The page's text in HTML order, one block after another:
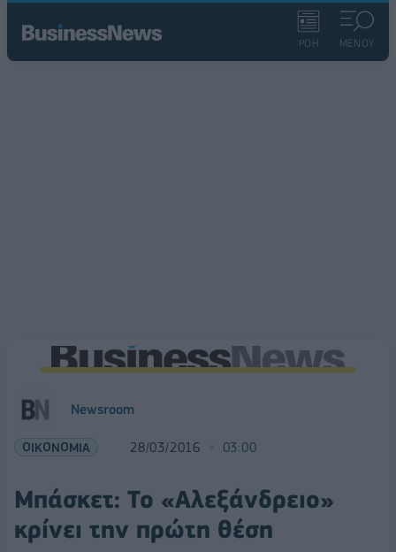
ΡΟΗ ΜΕΝΟΥ
Newsroom
ΟΙΚΟΝΟΜΙΑ 28/03/2016 03:00
Μπάσκετ: Το «Αλεξάνδρειο»
κρίνει την πρώτη θέση